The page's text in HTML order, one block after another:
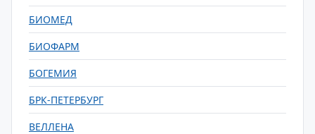
БИОМЕД
БИОФАРМ
БОГЕМИЯ
БРК-ПЕТЕРБУРГ
ВЕЛЛЕНА